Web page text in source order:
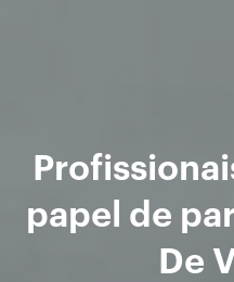
papel de
De